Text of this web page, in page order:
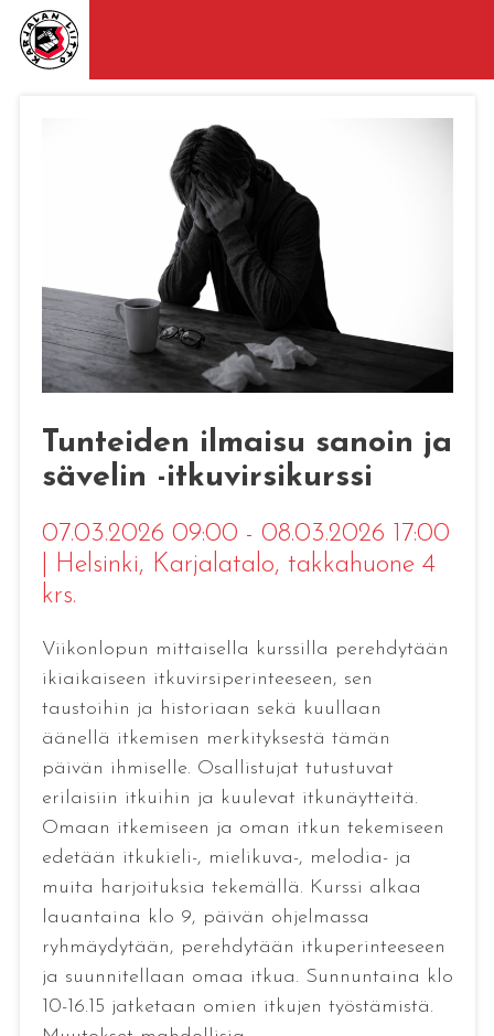
Tunteiden ilmaisu sanoin ja
sävelin -itkuvirsikurssi
07.03.2026 09:00 - 08.03.2026 17:00
Helsinki, Karjalatalo, takkahuone 4
krs.
Viikonlopun mittaisella kurssilla perehdytään
ikiaikaiseen itkuvirsiperinteeseen, sen
taustoihin ja historiaan sekä kuullaan
äänellä itkemisen merkityksestä tämän
päivän ihmiselle. Osallistujat tutustuvat
erilaisiin itkuihin ja kuulevat itkunäytteitä.
Omaan itkemiseen ja oman itkun tekemiseen
edetään itkukieli-, mielikuva-, melodia- ja
muita harjoituksia tekemällä. Kurssi alkaa
lauantaina klo 9, päivän ohjelmassa
ryhmäydytään, perehdytään itkuperinteeseen
ja suunnitellaan omaa itkua. Sunnuntaina klo
10-16.15 jatketaan omien itkujen työstämistä.